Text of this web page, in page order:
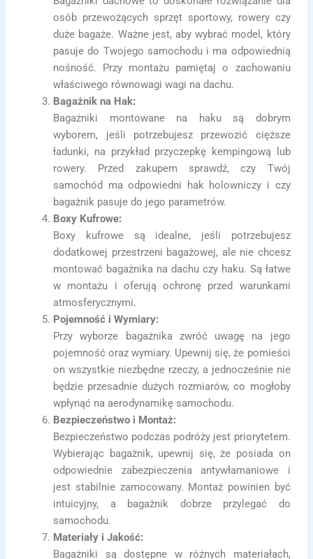
osób przewożących sprzęt sportowy, rowery czy
duże bagaże. Ważne jest, aby wybrać model, który
pasuje do Twojego samochodu i ma odpowiednią
nośność. Przy montażu pamiętaj o zachowaniu
właściwego równowagi wagi na dachu.
Bagażnik na Hak:
Bagażniki montowane na haku są dobrym
wyborem, jeśli potrzebujesz przewozić cięższe
ładunki, na przykład przyczepkę kempingową lub
rowery. Przed zakupem sprawdź, czy Twój
samochód ma odpowiedni hak holowniczy i czy
bagażnik pasuje do jego parametrów.
Boxy Kufrowe:
Boxy kufrowe są idealne, jeśli potrzebujesz
dodatkowej przestrzeni bagażowej, ale nie chcesz
montować bagażnika na dachu czy haku. Są łatwe
w montażu i oferują ochronę przed warunkami
atmosferycznymi.
Pojemność i Wymiary:
Przy wyborze bagażnika zwróć uwagę na jego
pojemność oraz wymiary. Upewnij się, że pomieści
on wszystkie niezbędne rzeczy, a jednocześnie nie
będzie przesadnie dużych rozmiarów, co mogłoby
wpłynąć na aerodynamikę samochodu.
Bezpieczeństwo i Montaż:
Bezpieczeństwo podczas podróży jest priorytetem.
Wybierając bagażnik, upewnij się, że posiada on
odpowiednie zabezpieczenia antywłamaniowe i
jest stabilnie zamocowany. Montaż powinien być
intuicyjny, a bagażnik dobrze przylegać do
samochodu.
Materiały i Jakość:
Bagażniki są dostępne w różnych materiałach,